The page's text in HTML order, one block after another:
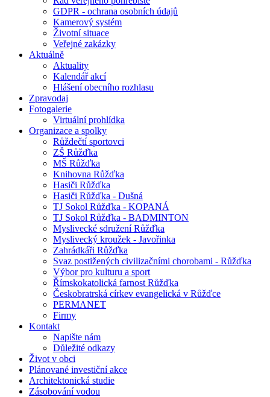
GDPR - ochrana osobních údajů
Kamerový systém
Životní situace
Veřejné zakázky
Aktuálně
Aktuality
Kalendář akcí
Hlášení obecního rozhlasu
Zpravodaj
Fotogalerie
Virtuální prohlídka
Organizace a spolky
Růždečtí sportovci
ZŠ Růžďka
MŠ Růžďka
Knihovna Růžďka
Hasiči Růžďka
Hasiči Růžďka - Dušná
TJ Sokol Růžďka - KOPANÁ
TJ Sokol Růžďka - BADMINTON
Myslivecké sdružení Růžďka
Myslivecký kroužek - Javořinka
Zahrádkáři Růžďka
Svaz postižených civilizačními chorobami - Růžďka
Výbor pro kulturu a sport
Římskokatolická farnost Růžďka
Českobratrská církev evangelická v Růžďce
PERMANET
Firmy
Kontakt
Napište nám
Důležité odkazy
Život v obci
Plánované investiční akce
Architektonická studie
Zásobování vodou